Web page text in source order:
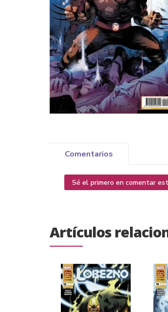
Comentarios
Sé el primero en comentar
Artículos